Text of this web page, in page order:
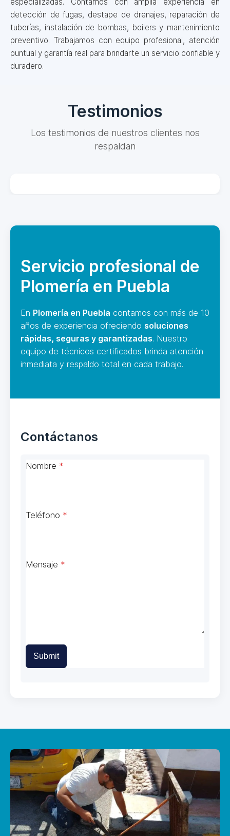
detección de fugas, destape de drenajes, reparación de
tuberías, instalación de bombas, boilers y mantenimiento
preventivo. Trabajamos con equipo profesional, atención
puntual y garantía real para brindarte un servicio confiable y
duradero.
Testimonios
Los testimonios de nuestros clientes nos
respaldan
Servicio profesional de
Plomería en Puebla
En Plomería en Puebla contamos con más de 10
años de experiencia ofreciendo soluciones
rápidas, seguras y garantizadas. Nuestro
equipo de técnicos certificados brinda atención
inmediata y respaldo total en cada trabajo.
Contáctanos
Nombre *
Teléfono *
Mensaje *
Submit